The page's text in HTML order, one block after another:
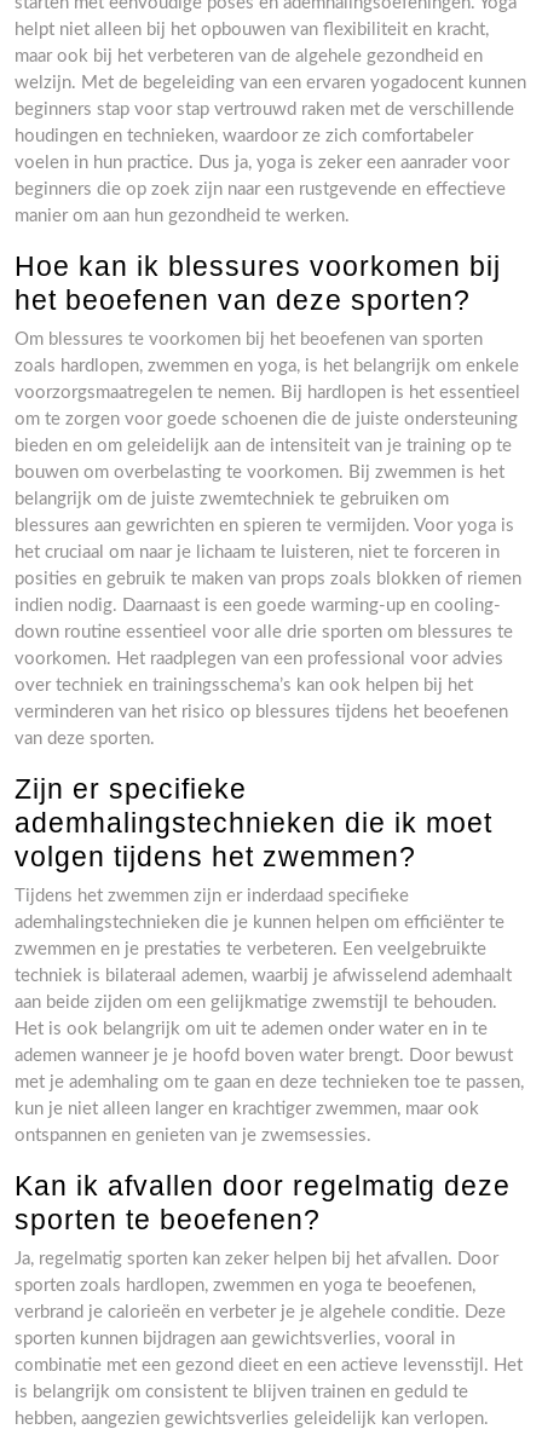
helpt niet alleen bij het opbouwen van flexibiliteit en kracht,
maar ook bij het verbeteren van de algehele gezondheid en
welzijn. Met de begeleiding van een ervaren yogadocent kunnen
beginners stap voor stap vertrouwd raken met de verschillende
houdingen en technieken, waardoor ze zich comfortabeler
voelen in hun practice. Dus ja, yoga is zeker een aanrader voor
beginners die op zoek zijn naar een rustgevende en effectieve
manier om aan hun gezondheid te werken.
Hoe kan ik blessures voorkomen bij
het beoefenen van deze sporten?
Om blessures te voorkomen bij het beoefenen van sporten
zoals hardlopen, zwemmen en yoga, is het belangrijk om enkele
voorzorgsmaatregelen te nemen. Bij hardlopen is het essentieel
om te zorgen voor goede schoenen die de juiste ondersteuning
bieden en om geleidelijk aan de intensiteit van je training op te
bouwen om overbelasting te voorkomen. Bij zwemmen is het
belangrijk om de juiste zwemtechniek te gebruiken om
blessures aan gewrichten en spieren te vermijden. Voor yoga is
het cruciaal om naar je lichaam te luisteren, niet te forceren in
posities en gebruik te maken van props zoals blokken of riemen
indien nodig. Daarnaast is een goede warming-up en cooling-
down routine essentieel voor alle drie sporten om blessures te
voorkomen. Het raadplegen van een professional voor advies
over techniek en trainingsschema’s kan ook helpen bij het
verminderen van het risico op blessures tijdens het beoefenen
van deze sporten.
Zijn er specifieke
ademhalingstechnieken die ik moet
volgen tijdens het zwemmen?
Tijdens het zwemmen zijn er inderdaad specifieke
ademhalingstechnieken die je kunnen helpen om efficiënter te
zwemmen en je prestaties te verbeteren. Een veelgebruikte
techniek is bilateraal ademen, waarbij je afwisselend ademhaalt
aan beide zijden om een gelijkmatige zwemstijl te behouden.
Het is ook belangrijk om uit te ademen onder water en in te
ademen wanneer je je hoofd boven water brengt. Door bewust
met je ademhaling om te gaan en deze technieken toe te passen,
kun je niet alleen langer en krachtiger zwemmen, maar ook
ontspannen en genieten van je zwemsessies.
Kan ik afvallen door regelmatig deze
sporten te beoefenen?
Ja, regelmatig sporten kan zeker helpen bij het afvallen. Door
sporten zoals hardlopen, zwemmen en yoga te beoefenen,
verbrand je calorieën en verbeter je je algehele conditie. Deze
sporten kunnen bijdragen aan gewichtsverlies, vooral in
combinatie met een gezond dieet en een actieve levensstijl. Het
is belangrijk om consistent te blijven trainen en geduld te
hebben, aangezien gewichtsverlies geleidelijk kan verlopen.